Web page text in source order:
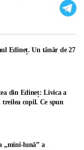
Edineț. Un tânăr de 27
din Edineț: Livica a
copil. Ce spun
„mini-lună” a